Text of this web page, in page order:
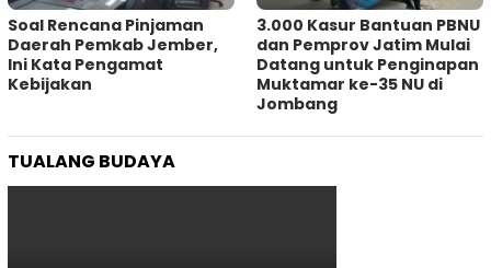
‎Soal Rencana Pinjaman
Daerah Pemkab Jember,
Ini Kata Pengamat
Kebijakan ‎
3.000 Kasur Bantuan PBNU
dan Pemprov Jatim Mulai
Datang untuk Penginapan
Muktamar ke-35 NU di
Jombang
TUALANG BUDAYA